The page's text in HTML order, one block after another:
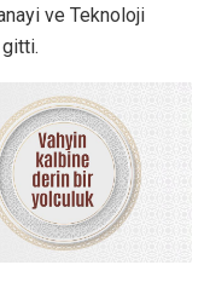
ve Teknoloji
gitti.